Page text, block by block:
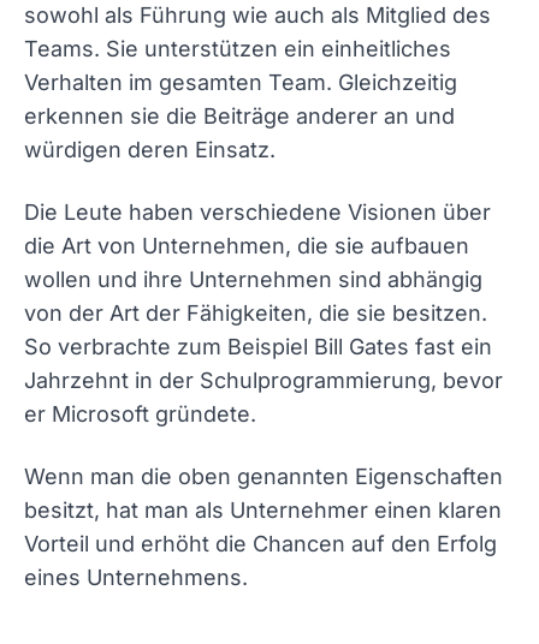
sowohl als Führung wie auch als Mitglied des
Teams. Sie unterstützen ein einheitliches
Verhalten im gesamten Team. Gleichzeitig
erkennen sie die Beiträge anderer an und
würdigen deren Einsatz.
Die Leute haben verschiedene Visionen über
die Art von Unternehmen, die sie aufbauen
wollen und ihre Unternehmen sind abhängig
von der Art der Fähigkeiten, die sie besitzen.
So verbrachte zum Beispiel Bill Gates fast ein
Jahrzehnt in der Schulprogrammierung, bevor
er Microsoft gründete.
Wenn man die oben genannten Eigenschaften
besitzt, hat man als Unternehmer einen klaren
Vorteil und erhöht die Chancen auf den Erfolg
eines Unternehmens.